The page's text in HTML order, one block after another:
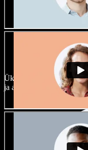
Lai valik
Ükski projekt ei pea
ja aktsentide hulgast ning